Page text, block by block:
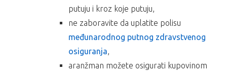
putuju i kroz koje putuju,
ne zaboravite da uplatite polisu
međunarodnog putnog zdravstvenog
osiguranja,
aranžman možete osigurati kupovinom